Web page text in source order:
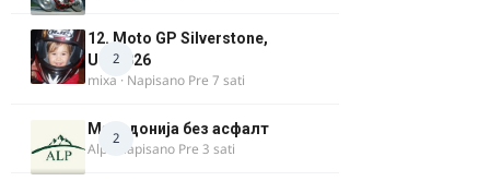
2
12. Moto GP Silverstone,
UK, 2026
mixa · Napisano Pre 7 sati
2
Македонија без асфалт
Alp · Napisano Pre 3 sati